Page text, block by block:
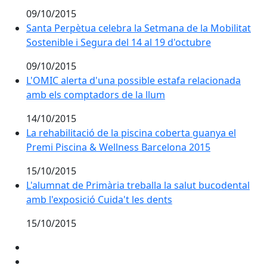
09/10/2015
Santa Perpètua celebra la Setmana de la Mobilitat
Santa Perpètua celebra la Setmana de la Mobilitat
Sostenible i Segura del 14 al 19 d'octubre
09/10/2015
L'OMIC alerta d'una possible estafa relacionada
L'OMIC alerta d'una possible estafa relacionada
amb els comptadors de la llum
14/10/2015
La rehabilitació de la piscina coberta guanya el
La rehabilitació de la piscina coberta guanya el
Premi Piscina & Wellness Barcelona 2015
15/10/2015
L'alumnat de Primària treballa la salut bucodental
L'alumnat de Primària treballa la salut bucodental
amb l'exposició Cuida't les dents
15/10/2015